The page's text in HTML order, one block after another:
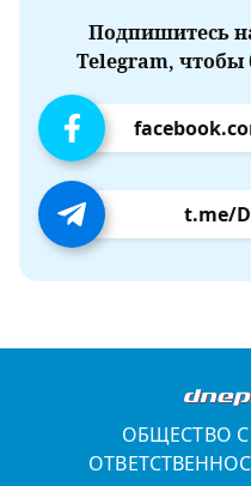
Подпишитесь
Telegram, чтобы
t.me/
ОБЩЕСТВО